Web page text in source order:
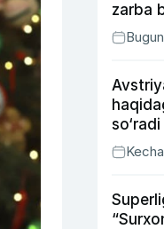
zarba
so‘radi